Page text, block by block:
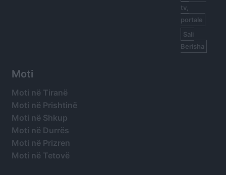
tv,
portale
Sali
Berisha
Moti
Moti në Tiranë
Moti në Prishtinë
Moti në Shkup
Moti në Durrës
Moti në Prizren
Moti në Tetovë